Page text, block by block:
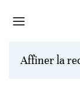
Affiner la